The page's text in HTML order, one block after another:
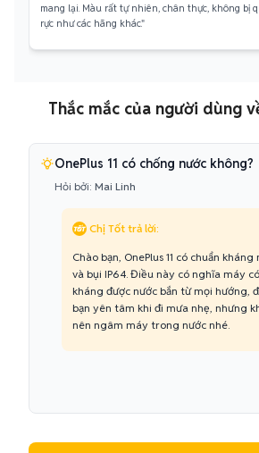
mang lại. Màu rất tự nhiên, chân thực, không bị
rực như các hãng khác."
Thắc mắc của người dùng
OnePlus 11 có chống nước không?
Hỏi bởi: Mai Linh
Chị Tốt trả lời:
Chào bạn, OnePlus 11 có chuẩn kháng
và bụi IP64. Điều này có nghĩa máy
kháng được nước bắn từ mọi hướng,
bạn yên tâm khi đi mưa nhẹ, nhưng
nên ngâm máy trong nước nhé.